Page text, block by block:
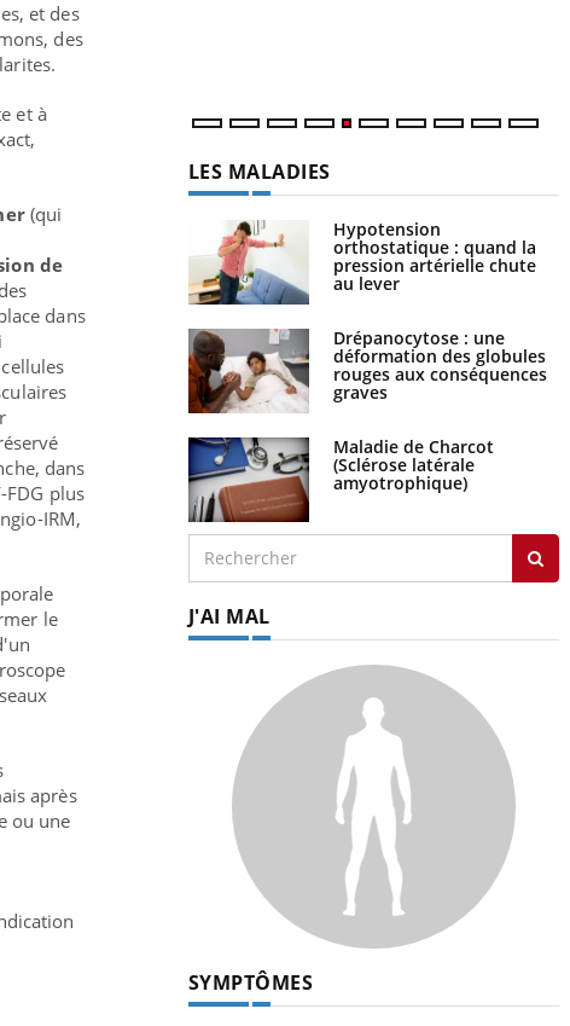
et des
des
et à
(qui
de
dans
dans
FDG plus
IRM,
le
après
ou une
LES MALADIES
Hypotension
orthostatique : quand la
pression artérielle chute
au lever
Drépanocytose : une
déformation des globules
rouges aux conséquences
graves
Maladie de Charcot
(Sclérose latérale
amyotrophique)
J'AI MAL
SYMPTÔMES